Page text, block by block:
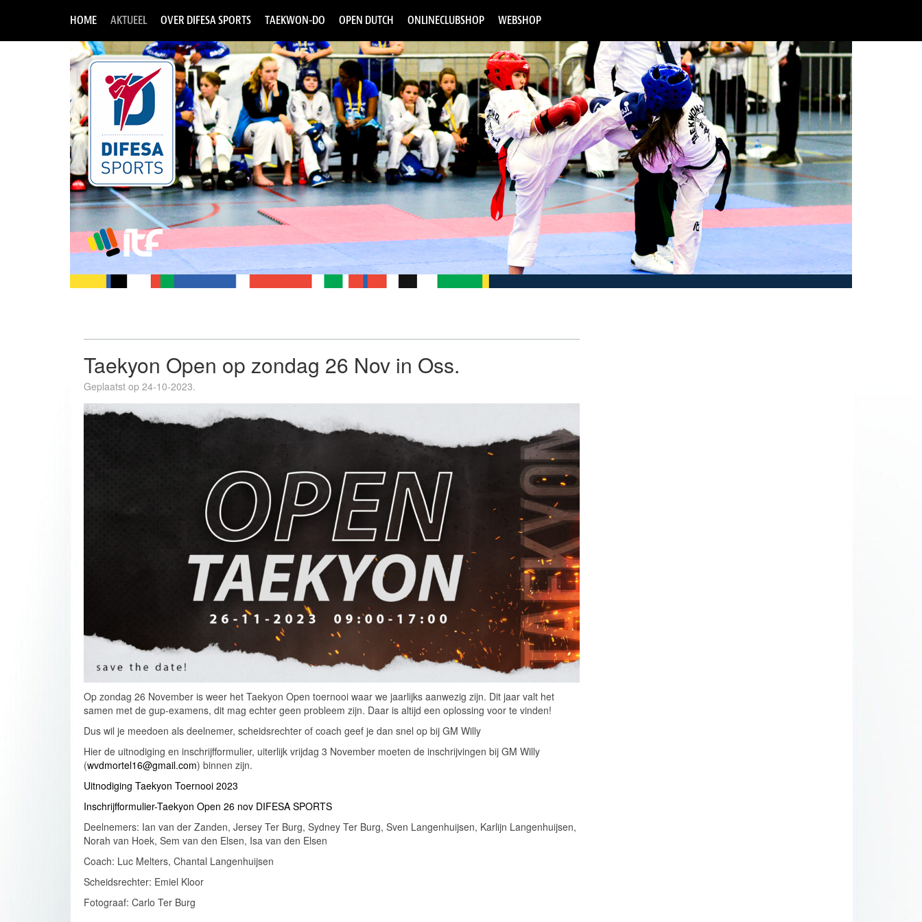
HOME AKTUEEL OVER DIFESA SPORTS TAEKWON-DO OPEN DUTCH ONLINECLUBSHOP WEBSHOP
Taekyon Open op zondag 26 Nov in Oss.
Geplaatst op 24-10-2023.
Op zondag 26 November is weer het Taekyon Open toernooi waar we jaarlijks aanwezig zijn. Dit jaar valt het
samen met de gup-examens, dit mag echter geen probleem zijn. Daar is altijd een oplossing voor te vinden!
Dus wil je meedoen als deelnemer, scheidsrechter of coach geef je dan snel op bij GM Willy
Hier de uitnodiging en inschrijfformulier, uiterlijk vrijdag 3 November moeten de inschrijvingen bij GM Willy
(wvdmortel16@gmail.com) binnen zijn.
Uitnodiging Taekyon Toernooi 2023
Inschrijfformulier-Taekyon Open 26 nov DIFESA SPORTS
Deelnemers: Ian van der Zanden, Jersey Ter Burg, Sydney Ter Burg, Sven Langenhuijsen, Karlijn Langenhuijsen,
Norah van Hoek, Sem van den Elsen, Isa van den Elsen
Coach: Luc Melters, Chantal Langenhuijsen
Scheidsrechter: Emiel Kloor
Fotograaf: Carlo Ter Burg